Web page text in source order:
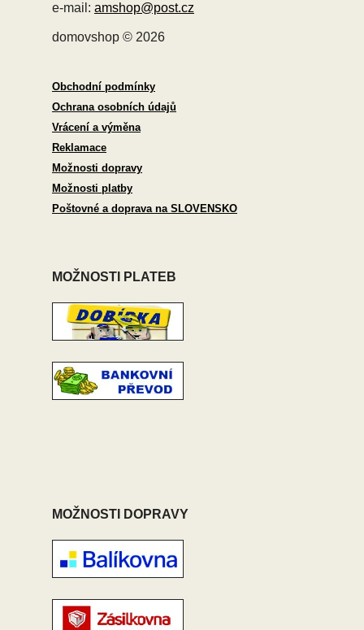
e-mail: amshop@post.cz
domovshop © 2026
Obchodní podmínky
Ochrana osobních údajů
Vrácení a výměna
Reklamace
Možnosti dopravy
Možnosti platby
Poštovné a doprava na SLOVENSKO
MOŽNOSTI PLATEB
MOŽNOSTI DOPRAVY